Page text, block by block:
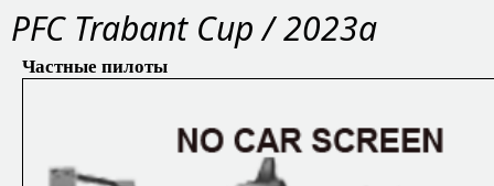
PFC Trabant Cup / 2023a
Частные пилоты